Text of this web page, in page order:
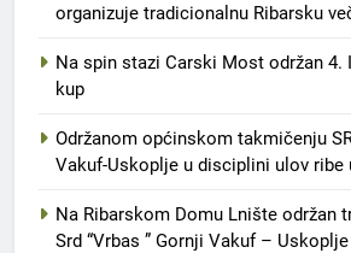
organizuje tradicionalnu Ribarsku
Na spin stazi Carski Most održan 4.
kup
Održanom općinskom takmičenju
Vakuf-Uskoplje u disciplini ulov ribe
Na Ribarskom Domu Lnište održan
Srd “Vrbas ” Gornji Vakuf – Uskoplje